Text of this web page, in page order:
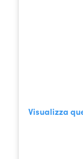
Visualizza